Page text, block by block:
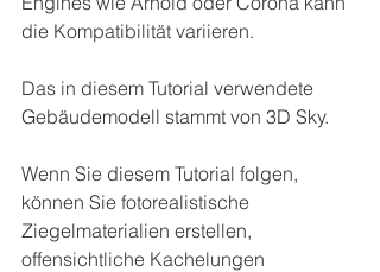
die Kompatibilität variieren.
Das in diesem Tutorial verwendete
Gebäudemodell stammt von 3D Sky.
Wenn Sie diesem Tutorial folgen,
können Sie fotorealistische
Ziegelmaterialien erstellen,
offensichtliche Kachelungen